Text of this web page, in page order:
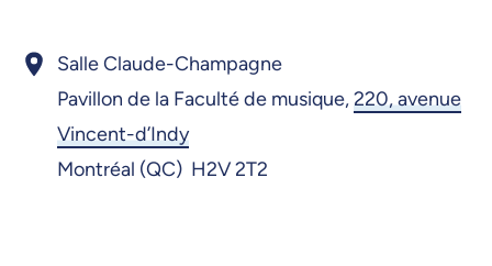
Salle Claude-Champagne
Pavillon de la Faculté de musique,220, avenue
Vincent-d’Indy
Montréal (QC) H2V 2T2